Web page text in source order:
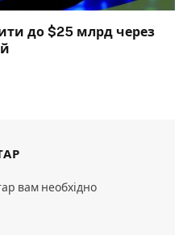
до $25 млрд через
вам необхідно